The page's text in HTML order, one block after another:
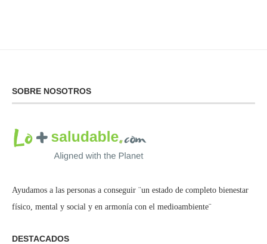
SOBRE NOSOTROS
Ayudamos a las personas a conseguir ¨un estado de completo bienestar
físico, mental y social y en armonía con el medioambiente¨
DESTACADOS